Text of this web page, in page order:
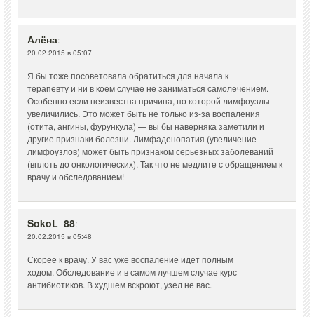
Алёна:
20.02.2015 в 05:07
Я бы тоже посоветовала обратиться для начала к
терапевту и ни в коем случае не заниматься самолечением.
Особенно если неизвестна причина, по которой лимфоузлы
увеличились. Это может быть не только из-за воспаления
(отита, ангины, фурункула) — вы бы наверняка заметили и
другие признаки болезни. Лимфаденопатия (увеличение
лимфоузлов) может быть признаком серьезных заболеваний
(вплоть до онкологических). Так что не медлите с обращением к
врачу и обследованием!
SokoL_88:
20.02.2015 в 05:48
Скорее к врачу. У вас уже воспаление идет полным
ходом. Обследование и в самом лучшем случае курс
антибиотиков. В худшем вскроют, узел не вас.